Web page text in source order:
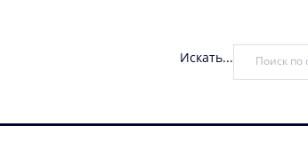
Искать...